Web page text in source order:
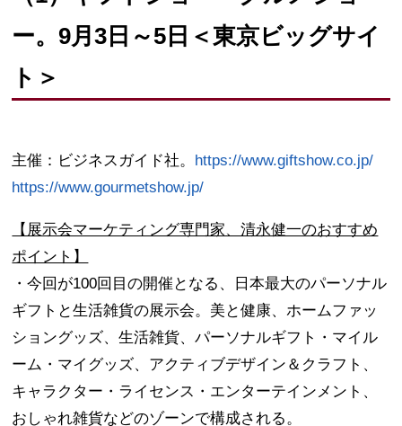
ー。9月3日～5日＜東京ビッグサイ
ト＞
主催：ビジネスガイド社。 https://www.giftshow.co.jp/
https://www.gourmetshow.jp/
【展示会マーケティング専門家、清永健一のおすすめ
ポイント】
・今回が100回目の開催となる、日本最大のパーソナル
ギフトと生活雑貨の展示会。美と健康、ホームファッ
ショングッズ、生活雑貨、パーソナルギフト・マイル
ーム・マイグッズ、アクティブデザイン＆クラフト、
キャラクター・ライセンス・エンターテインメント、
おしゃれ雑貨などのゾーンで構成される。